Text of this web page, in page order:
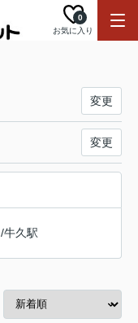
お気に入り
0
変更
変更
/牛久駅